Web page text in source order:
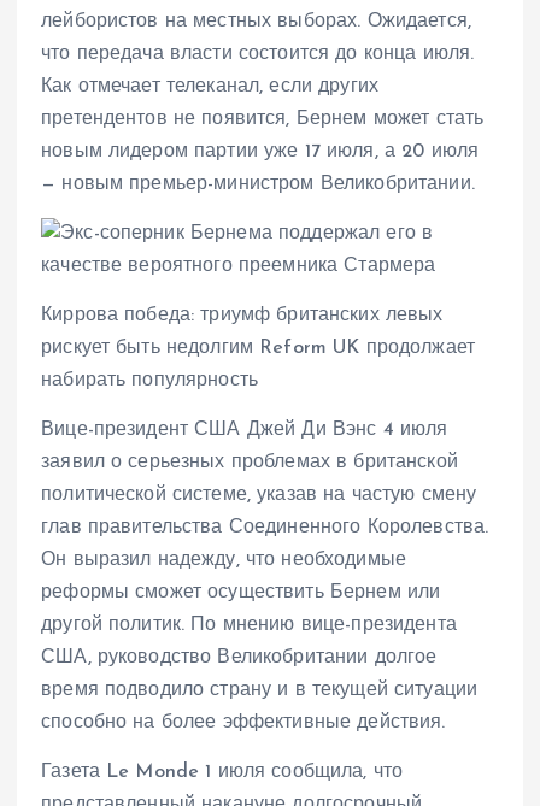
лейбористов на местных выборах. Ожидается,
что передача власти состоится до конца июля.
Как отмечает телеканал, если других
претендентов не появится, Бернем может стать
новым лидером партии уже 17 июля, а 20 июля
— новым премьер-министром Великобритании.
Киррова победа: триумф британских левых
рискует быть недолгим Reform UK продолжает
набирать популярность
Вице-президент США Джей Ди Вэнс 4 июля
заявил о серьезных проблемах в британской
политической системе, указав на частую смену
глав правительства Соединенного Королевства.
Он выразил надежду, что необходимые
реформы сможет осуществить Бернем или
другой политик. По мнению вице-президента
США, руководство Великобритании долгое
время подводило страну и в текущей ситуации
способно на более эффективные действия.
Газета Le Monde 1 июля сообщила, что